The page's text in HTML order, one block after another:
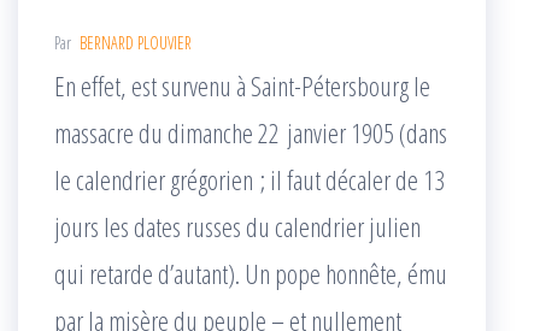
Par BERNARD PLOUVIER
En effet, est survenu à Saint-Pétersbourg le
massacre du dimanche 22 janvier 1905 (dans
le calendrier grégorien ; il faut décaler de 13
jours les dates russes du calendrier julien
qui retarde d’autant). Un pope honnête, ému
par la misère du peuple – et nullement